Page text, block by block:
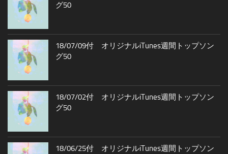
グ50
18/07/09付 オリジナルiTunes週間トップソン
グ50
18/07/02付 オリジナルiTunes週間トップソン
グ50
18/06/25付 オリジナルiTunes週間トップソン